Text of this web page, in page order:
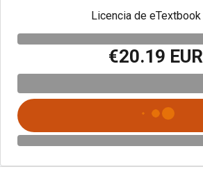
Licencia de eTextbook
€20.19 EUR